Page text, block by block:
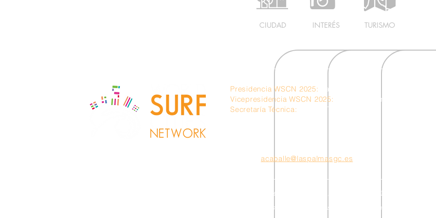
CIUDAD INTERÉS TURISMO
Presidencia WSCN 2025:
Las Palmas de Gran Canaria –
Vicepresidencia WSCN 2025:
Ericeira – Portugal
Secretaría Técnica:
Unidad Técnica Ciudad de Mar
acaballe@laspalmasgc.es
Política de cookies
Términos y
Copyright © 2025 World Surf Cities Network. Todos los derechos reservados.